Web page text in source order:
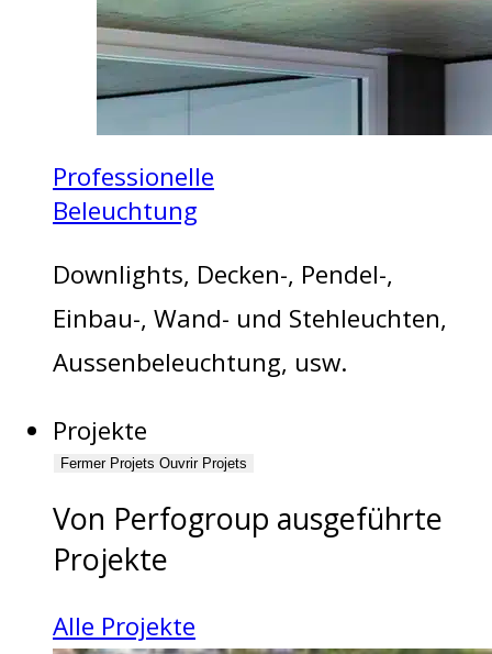
Professionelle
Beleuchtung
Downlights, Decken-, Pendel-,
Einbau-, Wand- und Stehleuchten,
Aussenbeleuchtung, usw.
Projekte
Fermer Projets Ouvrir Projets
Von Perfogroup ausgeführte
Projekte
Alle Projekte